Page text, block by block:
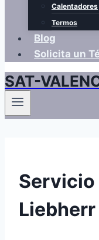
Calentadores
Termos
Blog
Solicita un
SAT-
Servicio